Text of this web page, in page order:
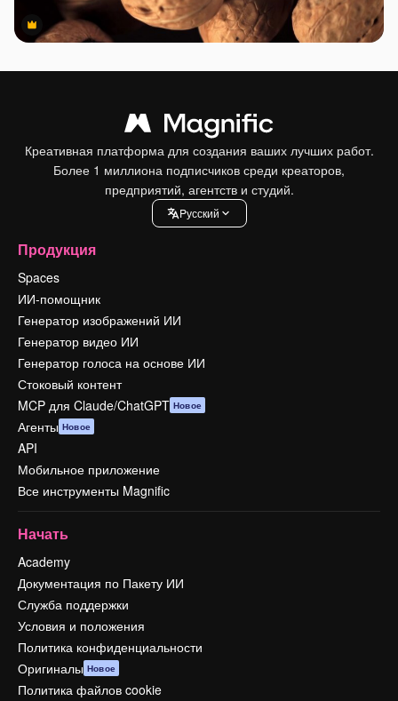
Premium
Premium
Креативная платформа для создания ваших лучших работ.
Более 1 миллиона подписчиков среди креаторов,
предприятий, агентств и студий.
Pусский
Продукция
Spaces
ИИ-помощник
Генератор изображений ИИ
Генератор видео ИИ
Генератор голоса на основе ИИ
Стоковый контент
MCP для Claude/ChatGPT Новое
Агенты Новое
API
Мобильное приложение
Все инструменты Magnific
Начать
Academy
Документация по Пакету ИИ
Служба поддержки
Условия и положения
Политика конфиденциальности
Оригиналы Новое
Политика файлов cookie